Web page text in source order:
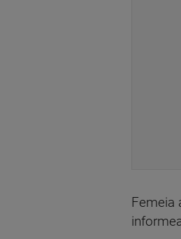
Femeia